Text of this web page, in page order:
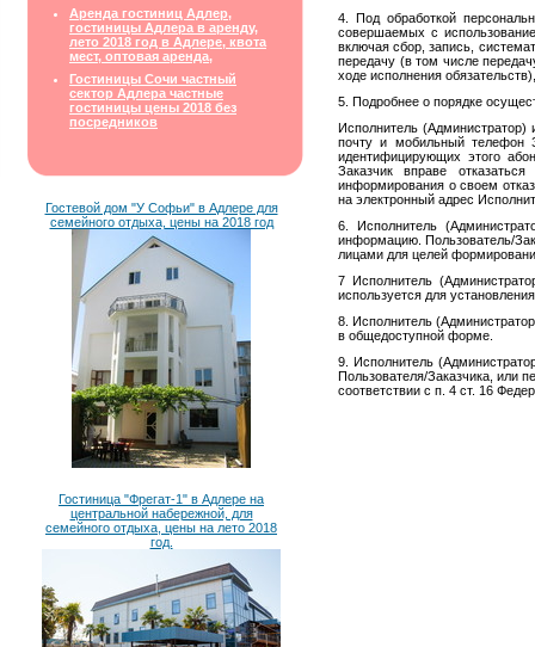
Аренда гостиниц Адлер,
гостиницы Адлера в аренду,
лето 2018 год в Адлере, квота
мест, оптовая аренда,
Гостиницы Сочи частный
сектор Адлера частные
гостиницы цены 2018 без
посредников
Гостевой дом "У Софьи" в Адлере для
семейного отдыха, цены на 2018 год
Гостиница "Фрегат-1" в Адлере на
центральной набережной, для
семейного отдыха, цены на лето 2018
год.
4. Под обработкой
совершаемых с
включая сбор, запись,
передачу (в том числе
ходе исполнения
5. Подробнее о порядке
Исполнитель
почту и мобильный телефон
идентифицирующих этого
Заказчик вправе
информирования о своем
на электронный адрес
6. Исполнитель
информацию. Пользователь/
лицами для целей
7 Исполнитель
используется для
8. Исполнитель
в общедоступной форме.
9. Исполнитель
Пользователя/Заказчика, или
соответствии с п. 4 ст. 16